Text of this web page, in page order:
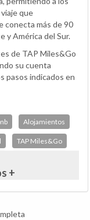
que
conecta más de 90
y América del Sur.
de TAP Miles&Go
su cuenta
pasos indicados en
Alojamientos
TAP Miles&Go
+